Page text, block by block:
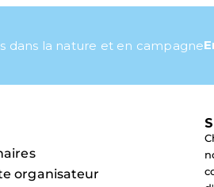
dans la nature et en campagne
organisateur